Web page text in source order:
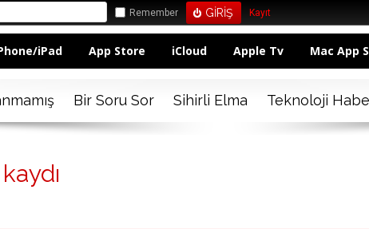
Remember Kayıt
iPad App Store iCloud Apple Tv Mac App
Bir Soru Sor Sihirli Elma Teknoloji